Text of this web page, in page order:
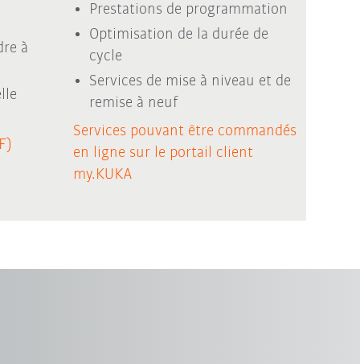
à
Prestations de programmation
Optimisation de la durée de
cycle
Services de mise à niveau et de
remise à neuf
Services pouvant être commandés
en ligne sur le portail client
my.KUKA